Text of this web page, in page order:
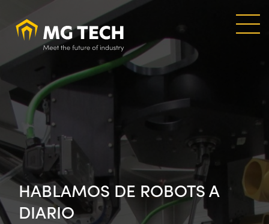
main
content
HABLAMOS DE ROBOTS A
DIARIO